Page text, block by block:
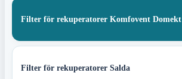
Filter för rekuperatorer Komfovent Domekt
Filter för rekuperatorer Salda